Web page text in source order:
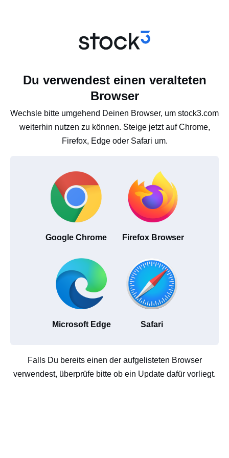
Du verwendest einen veralteten
Browser
Wechsle bitte umgehend Deinen Browser, um stock3.com
weiterhin nutzen zu können. Steige jetzt auf Chrome,
Firefox, Edge oder Safari um.
Google Chrome Firefox Browser
Microsoft Edge Safari
Falls Du bereits einen der aufgelisteten Browser
verwendest, überprüfe bitte ob ein Update dafür vorliegt.